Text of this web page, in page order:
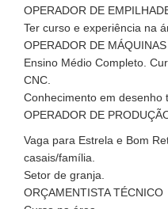
OPERADOR DE
Ter curso e experiência na
OPERADOR DE
Ensino Médio Completo.
CNC.
Conhecimento em desenho
OPERADOR DE
Vaga para Estrela e Bom
casais/família.
Setor de granja.
ORÇAMENTISTA TÉCNICO